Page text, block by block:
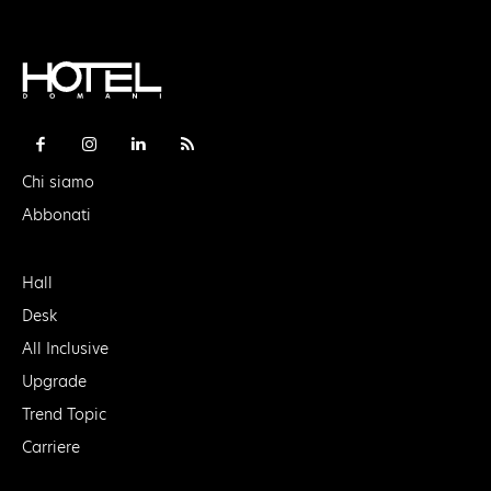
Chi siamo
Abbonati
Hall
Desk
All Inclusive
Upgrade
Trend Topic
Carriere